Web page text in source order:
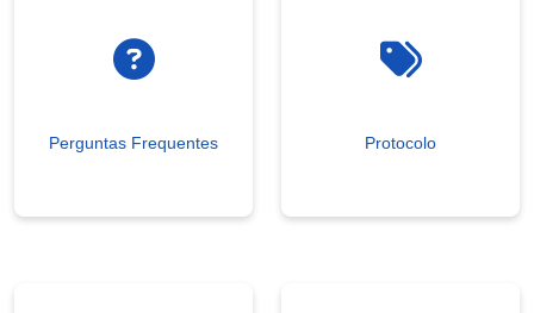
Perguntas Frequentes Protocolo